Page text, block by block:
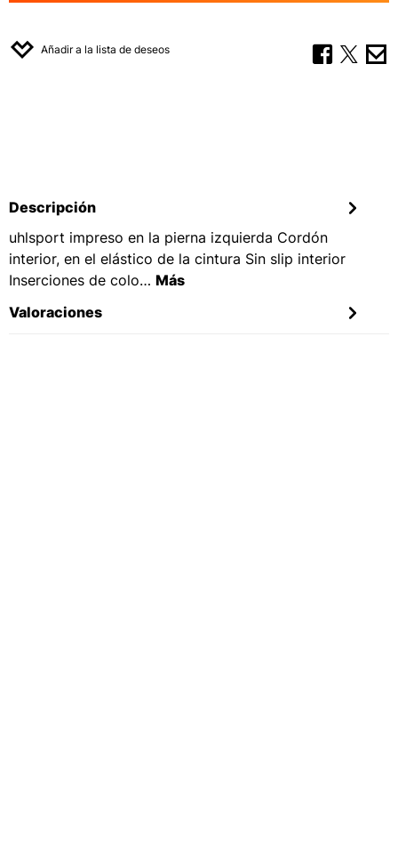
Añadir a la lista de deseos
Descripción
uhlsport impreso en la pierna izquierda Cordón
interior, en el elástico de la cintura Sin slip interior
Inserciones de colo… Más
Valoraciones